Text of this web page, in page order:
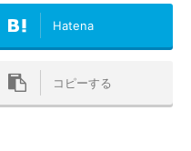
Hatena
コピーする